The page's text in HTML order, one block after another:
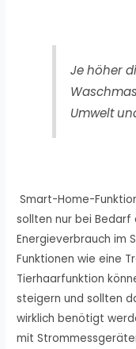
Je höher
Umwelt
Smart-Home-
sollten nur bei
Energieverbrauch im
Funktionen wie eine
Tierhaarfunktion
steigern und sollten
wirklich benötigt
mit